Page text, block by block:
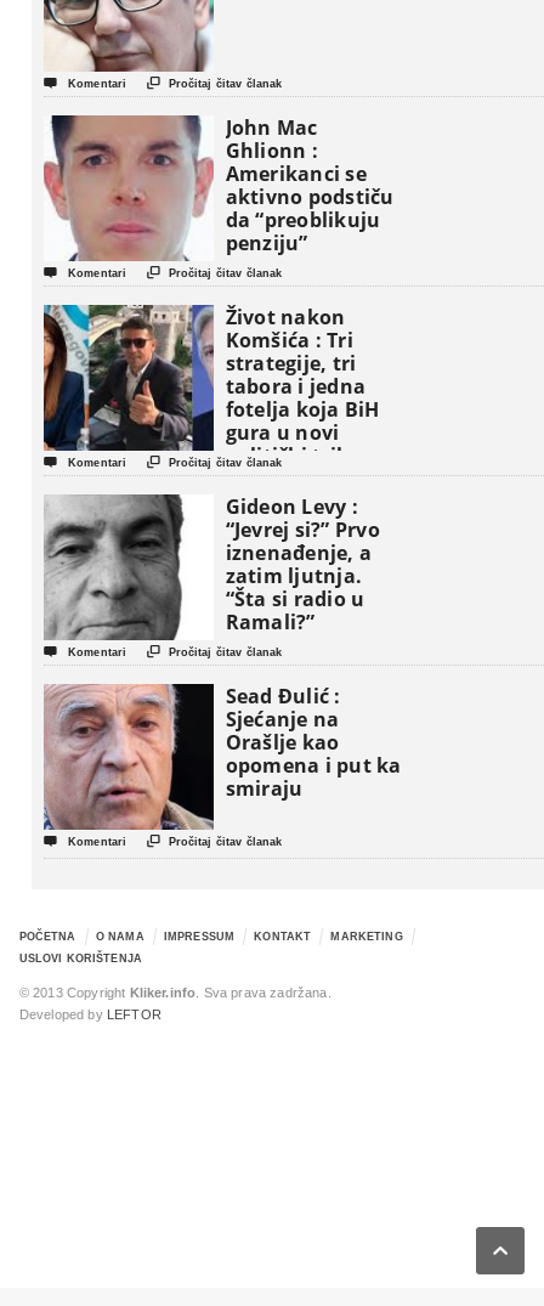
 Komentari  Pročitaj čitav članak
John Mac
Ghlionn :
Amerikanci se
aktivno podstiču
da “preoblikuju
penziju”
 Komentari  Pročitaj čitav članak
Život nakon
Komšića : Tri
strategije, tri
tabora i jedna
fotelja koja BiH
gura u novi
politički triler
 Komentari  Pročitaj čitav članak
Gideon Levy :
“Jevrej si?” Prvo
iznenađenje, a
zatim ljutnja.
“Šta si radio u
Ramali?”
 Komentari  Pročitaj čitav članak
Sead Đulić :
Sjećanje na
Orašlje kao
opomena i put ka
smiraju
 Komentari  Pročitaj čitav članak
POČETNA O NAMA IMPRESSUM KONTAKT
MARKETING
USLOVI KORIŠTENJA
© 2013 Copyright Kliker.info . Sva prava zadržana.
Developed by
LEFTOR
